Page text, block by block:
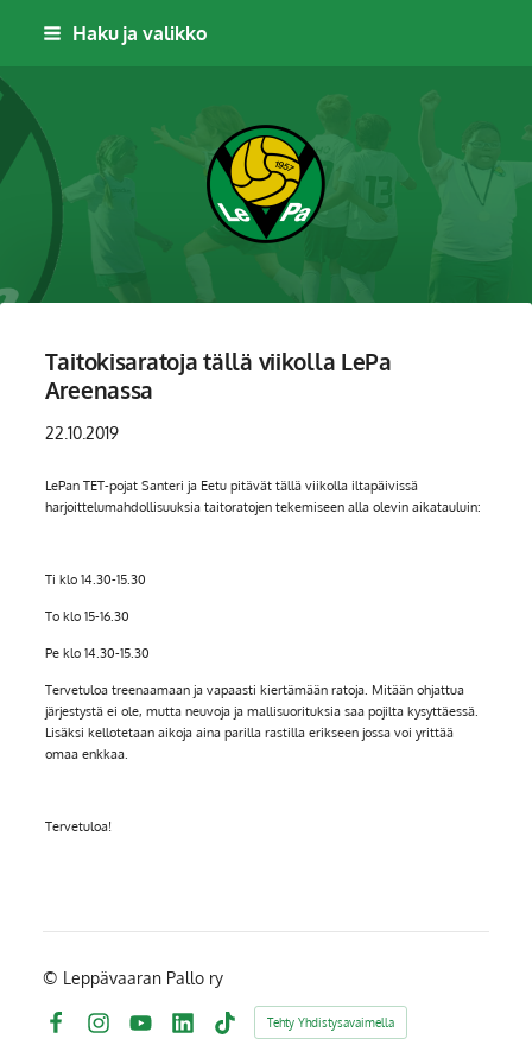
Haku ja valikko
Leppävaaran Pallo
Taitokisaratoja tällä viikolla LePa
Areenassa
22.10.2019
LePan TET-pojat Santeri ja Eetu pitävät tällä viikolla iltapäivissä
harjoittelumahdollisuuksia taitoratojen tekemiseen alla olevin aikatauluin:
Ti klo 14.30-15.30
To klo 15-16.30
Pe klo 14.30-15.30
Tervetuloa treenaamaan ja vapaasti kiertämään ratoja. Mitään ohjattua
järjestystä ei ole, mutta neuvoja ja mallisuorituksia saa pojilta kysyttäessä.
Lisäksi kellotetaan aikoja aina parilla rastilla erikseen jossa voi yrittää
omaa enkkaa.
Tervetuloa!
© Leppävaaran Pallo ry
LinkedInTikTok
Tehty Yhdistysavaimella